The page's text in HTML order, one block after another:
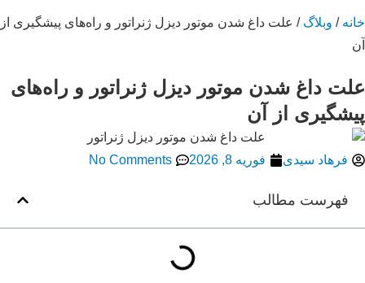
خانه / وبلاگ / علت داغ شدن موتور دیزل ژنراتور و راه‌های پیشگیری از
آن
علت داغ شدن موتور دیزل ژنراتور و راه‌های
پیشگیری از آن
فرهاد سیدی فوریه 8, 2026 No Comments
فهرست مطالب